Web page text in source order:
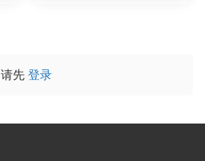
请先 登录